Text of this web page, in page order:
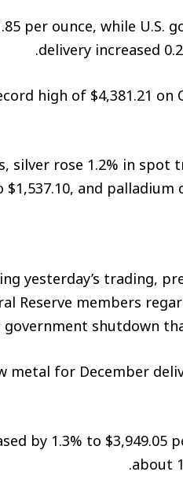
per ounce, while U.S.
delivery increased
high of $4,381.21 on
rose 1.2% in spot
and palladium
yesterday’s trading,
Reserve members
shutdown
for December
by 1.3% to $3,949.05
about